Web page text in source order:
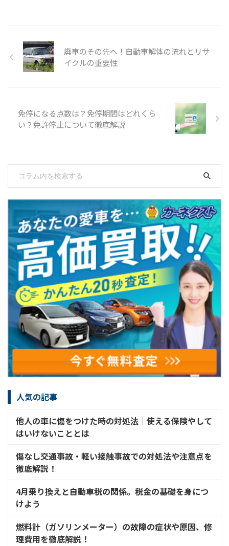
廃車のその先へ！自動車解体の流れとリサ
イクルの重要性
免停になる点数は？免停期間はどれくら
い？免許停止について徹底解説
人気の記事
他人の車に傷をつけた時の対処法│使える保険やして
はいけないこととは
傷なし交通事故・軽い接触事故での対処法や注意点を
徹底解説！
4月乗り換えと自動車税の関係。税金の基礎を身につ
けよう
燃料計（ガソリンメーター）の故障の症状や原因、修
理費用を徹底解説！